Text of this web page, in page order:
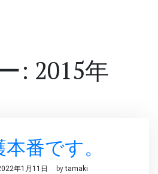
: 2015年
番です。
年1月11日 bytamaki